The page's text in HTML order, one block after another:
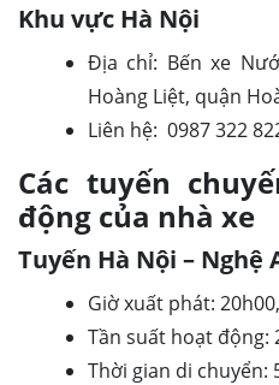
Khu vực Hà Nội
Địa chỉ: Bến xe
Hoàng Liệt, quận
Liên hệ: 0987 322
Các tuyến
động của nhà xe
Tuyến Hà Nội – Nghệ
Giờ xuất phát:
Tần suất hoạt động:
Thời gian di chuyển: